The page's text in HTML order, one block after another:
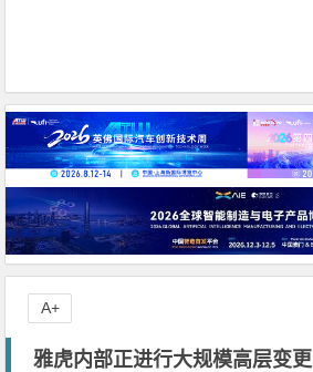
雅虎内部正进行大规模高层变更
A+